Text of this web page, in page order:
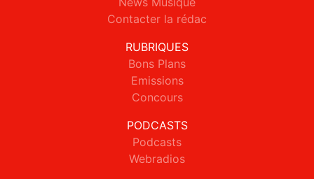
Contacter la rédac
RUBRIQUES
Bons Plans
Emissions
Concours
PODCASTS
Podcasts
Webradios